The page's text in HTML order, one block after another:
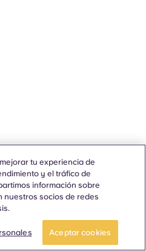
tu experiencia de
y el tráfico de
información sobre
nuestros socios de redes
Aceptar cookies